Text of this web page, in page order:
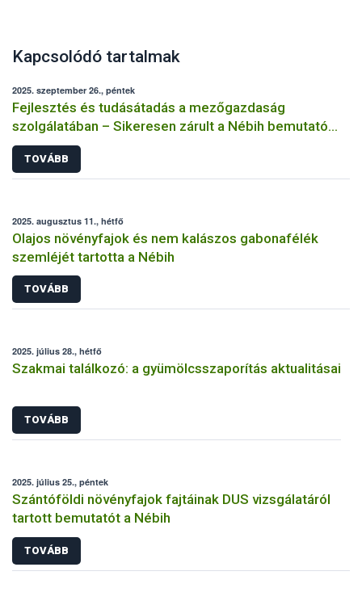
Kapcsolódó tartalmak
2025. szeptember 26., péntek
Fejlesztés és tudásátadás a mezőgazdaság
szolgálatában – Sikeresen zárult a Nébih bemutató
üzemi projektje
TOVÁBB
2025. augusztus 11., hétfő
Olajos növényfajok és nem kalászos gabonafélék
szemléjét tartotta a Nébih
TOVÁBB
2025. július 28., hétfő
Szakmai találkozó: a gyümölcsszaporítás aktualitásai
TOVÁBB
2025. július 25., péntek
Szántóföldi növényfajok fajtáinak DUS vizsgálatáról
tartott bemutatót a Nébih
TOVÁBB